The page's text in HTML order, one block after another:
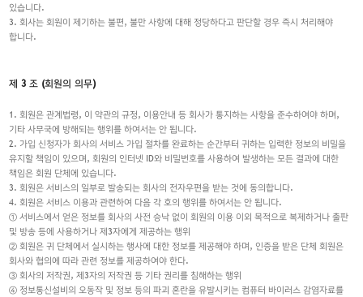
있습니다.
3. 회사는 회원이 제기하는 불편, 불만 사항에 대해 정당하다고 판단할 경우 즉시 처리해야
합니다.
제 3 조 (회원의 의무)
1. 회원은 관계법령, 이 약관의 규정, 이용안내 등 회사가 통지하는 사항을 준수하여야 하며,
기타 사무국에 방해되는 행위를 하여서는 안 됩니다.
2. 가입 신청자가 회사의 서비스 가입 절차를 완료하는 순간부터 귀하는 입력한 정보의 비밀을
유지할 책임이 있으며, 회원의 인터넷 ID와 비밀번호를 사용하여 발생하는 모든 결과에 대한
책임은 회원 단체에 있습니다.
3. 회원은 서비스의 일부로 발송되는 회사의 전자우편을 받는 것에 동의합니다.
4. 회원은 서비스 이용과 관련하여 다음 각 호의 행위를 하여서는 안 됩니다.
① 서비스에서 얻은 정보를 회사의 사전 승낙 없이 회원의 이용 이외 목적으로 복제하거나 출판
및 방송 등에 사용하거나 제3자에게 제공하는 행위
② 회원은 귀 단체에서 실시하는 행사에 대한 정보를 제공해야 하며, 인증을 받은 단체 회원은
회사와 협의에 따라 관련 정보를 제공하여야 한다.
③ 회사의 저작권, 제3자의 저작권 등 기타 권리를 침해하는 행위
④ 정보통신설비의 오동작 및 정보 등의 파괴 혼란을 유발시키는 컴퓨터 바이러스 감염자료를